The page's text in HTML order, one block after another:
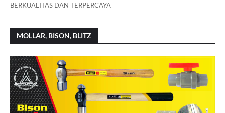
BERKUALITAS DAN TERPERCAYA
MOLLAR, BISON, BLITZ